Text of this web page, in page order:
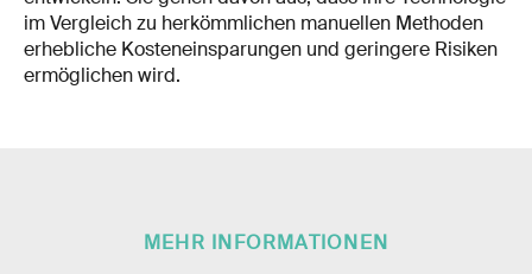
im Vergleich zu herkömmlichen manuellen Methoden
erhebliche Kosteneinsparungen und geringere Risiken
ermöglichen wird.
MEHR INFORMATIONEN